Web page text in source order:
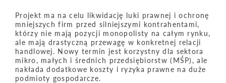
Projekt ma na celu likwidację luki prawnej i ochronę
mniejszych firm przed silniejszymi kontrahentami,
którzy nie mają pozycji monopolisty na całym rynku,
ale mają drastyczną przewagę w konkretnej relacji
handlowej. Nowy termin jest korzystny dla sektora
mikro, małych i średnich przedsiębiorstw (MŚP), ale
nakłada dodatkowe koszty i ryzyka prawne na duże
podmioty gospodarcze.